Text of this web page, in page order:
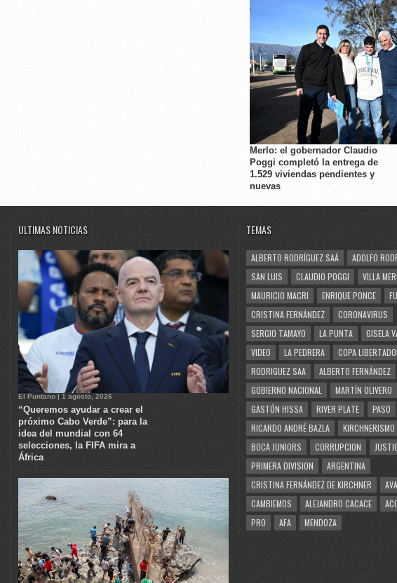
Merlo: el gobernador Claudio
Poggi completó la entrega de
1.529 viviendas pendientes y
nuevas
ULTIMAS NOTICIAS
El Puntano | 1 agosto, 2026
“Queremos ayudar a crear el
próximo Cabo Verde”: para la
idea del mundial con 64
selecciones, la FIFA mira a
África
TEMAS
ALBERTO RODRÍGUEZ SAÁ
ADOLFO
SAN LUIS
CLAUDIO POGGI
VILLA
MAURICIO MACRI
ENRIQUE PONCE
CRISTINA FERNÁNDEZ
CORONAVIRUS
SERGIO TAMAYO
LA PUNTA
GISELA
VIDEO
LA PEDRERA
COPA
RODRIGUEZ SAA
ALBERTO FERNÁNDEZ
GOBIERNO NACIONAL
MARTÍN OLIVERO
GASTÓN HISSA
RIVER PLATE
PASO
RICARDO ANDRÉ BAZLA
KIRCHNERISMO
BOCA JUNIORS
CORRUPCION
PRIMERA DIVISION
ARGENTINA
CRISTINA FERNÁNDEZ DE KIRCHNER
CAMBIEMOS
ALEJANDRO CACACE
PRO
AFA MENDOZA